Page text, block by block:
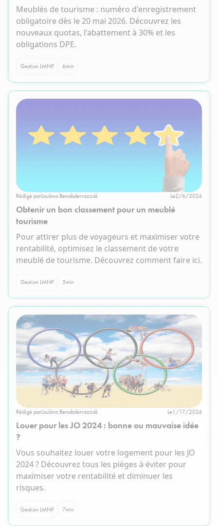
Meublés de tourisme : numéro d'enregistrement
obligatoire dès le 20 mai 2026. Découvrez les
nouveaux quotas, l'abattement à 30% et les
obligations DPE.
Gestion LMNP 6min
Rédigé parLoubna Benabderrazzak Le2/6/2024
Obtenir un bon classement pour un meublé
tourisme
Pour attirer plus de voyageurs et maximiser votre
rentabilité, optimisez le classement de votre
meublé de tourisme. Découvrez comment faire ici.
Gestion LMNP 5min
Rédigé parLoubna Benabderrazzak Le1/17/2024
Louer pour les JO 2024 : bonne ou mauvaise idée
?
Vous souhaitez louer votre logement pour les JO
2024 ? Découvrez tous les pièges à éviter pour
maximiser votre rentabilité et diminuer les
risques.
Gestion LMNP 7min